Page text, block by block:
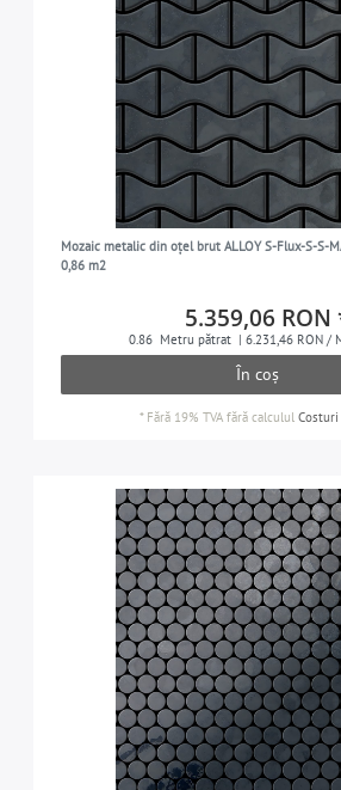
Mozaic metalic din oțel brut ALLOY S-Flux-S-S-
0,86 m2
5.359,06 RON
0.86 Metru pătrat | 6.231,46 RON /
În coș
* Fără 19% TVAfără calculul